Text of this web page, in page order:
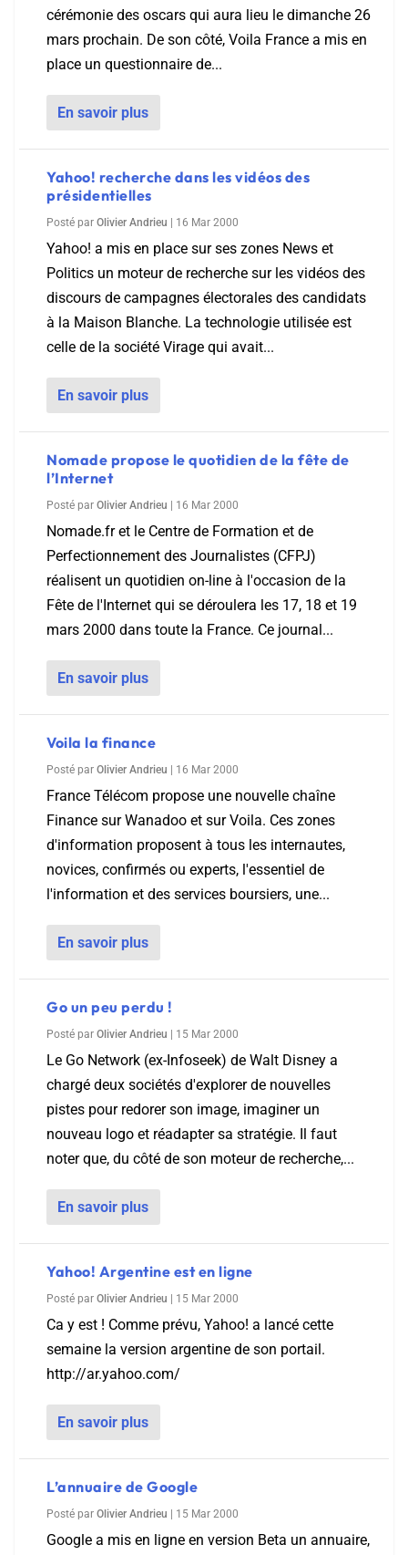
cérémonie des oscars qui aura lieu le dimanche 26
mars prochain. De son côté, Voila France a mis en
place un questionnaire de...
En savoir plus
Yahoo! recherche dans les vidéos des
présidentielles
Posté par Olivier Andrieu 16 Mar 2000
Yahoo! a mis en place sur ses zones News et
Politics un moteur de recherche sur les vidéos des
discours de campagnes électorales des candidats
à la Maison Blanche. La technologie utilisée est
celle de la société Virage qui avait...
En savoir plus
Nomade propose le quotidien de la fête de
l’Internet
Posté par Olivier Andrieu 16 Mar 2000
Nomade.fr et le Centre de Formation et de
Perfectionnement des Journalistes (CFPJ)
réalisent un quotidien on-line à l'occasion de la
Fête de l'Internet qui se déroulera les 17, 18 et 19
mars 2000 dans toute la France. Ce journal...
En savoir plus
Voila la finance
Posté par Olivier Andrieu 16 Mar 2000
France Télécom propose une nouvelle chaîne
Finance sur Wanadoo et sur Voila. Ces zones
d'information proposent à tous les internautes,
novices, confirmés ou experts, l'essentiel de
l'information et des services boursiers, une...
En savoir plus
Go un peu perdu !
Posté par Olivier Andrieu 15 Mar 2000
Le Go Network (ex-Infoseek) de Walt Disney a
chargé deux sociétés d'explorer de nouvelles
pistes pour redorer son image, imaginer un
nouveau logo et réadapter sa stratégie. Il faut
noter que, du côté de son moteur de recherche,...
En savoir plus
Yahoo! Argentine est en ligne
Posté par Olivier Andrieu 15 Mar 2000
Ca y est ! Comme prévu, Yahoo! a lancé cette
semaine la version argentine de son portail.
http://ar.yahoo.com/
En savoir plus
L’annuaire de Google
Posté par Olivier Andrieu 15 Mar 2000
Google a mis en ligne en version Beta un annuaire,